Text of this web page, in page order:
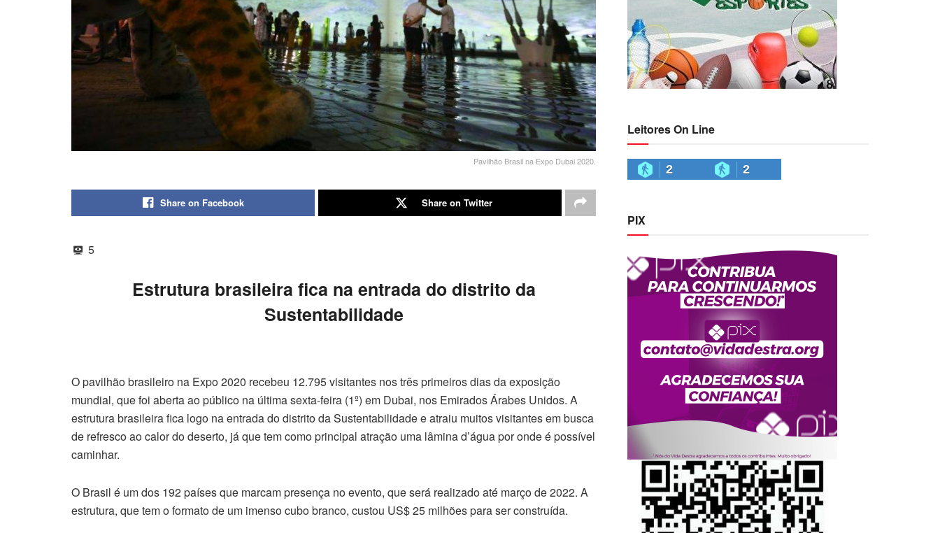
Pavilhão Brasil na Expo Dubai 2020.
Share on Facebook Share on Twitter
5
Estrutura brasileira fica na entrada do distrito da
Sustentabilidade
O pavilhão brasileiro na Expo 2020 recebeu 12.795 visitantes nos três primeiros dias da exposição
mundial, que foi aberta ao público na última sexta-feira (1º) em Dubai, nos Emirados Árabes Unidos. A
estrutura brasileira fica logo na entrada do distrito da Sustentabilidade e atraiu muitos visitantes em busca
de refresco ao calor do deserto, já que tem como principal atração uma lâmina d’água por onde é possível
caminhar.
O Brasil é um dos 192 países que marcam presença no evento, que será realizado até março de 2022. A
estrutura, que tem o formato de um imenso cubo branco, custou US$ 25 milhões para ser construída.
Leitores On Line
2 2
PIX